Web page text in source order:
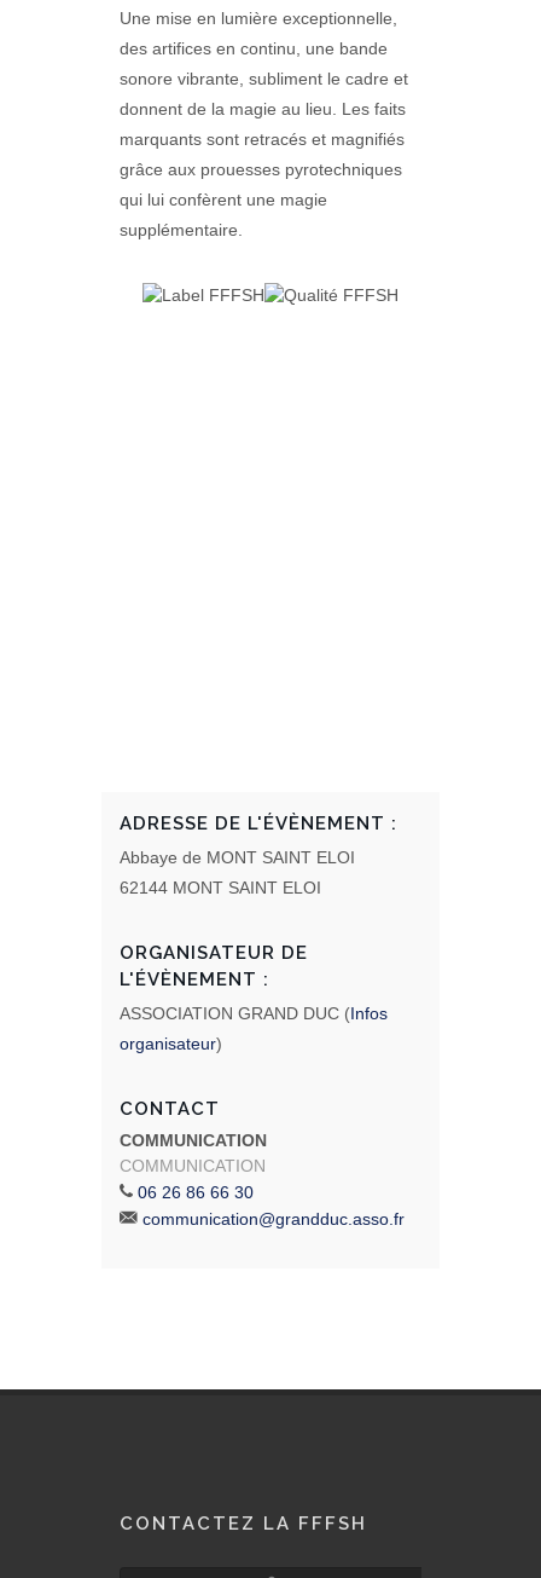
Une mise en lumière exceptionnelle,
des artifices en continu, une bande
sonore vibrante, subliment le cadre et
donnent de la magie au lieu. Les faits
marquants sont retracés et magnifiés
grâce aux prouesses pyrotechniques
qui lui confèrent une magie
supplémentaire.
ADRESSE DE L'ÉVÈNEMENT :
Abbaye de MONT SAINT ELOI
62144 MONT SAINT ELOI
ORGANISATEUR DE
L'ÉVÈNEMENT :
ASSOCIATION GRAND DUC (Infos
organisateur)
CONTACT
COMMUNICATION
COMMUNICATION
06 26 86 66 30
communication@grandduc.asso.fr
CONTACTEZ LA FFFSH